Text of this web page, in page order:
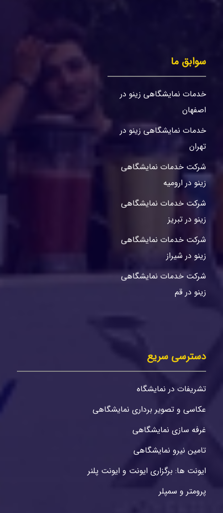
سوابق ما
خدمات نمایشگاهی زینو در
اصفهان
خدمات نمایشگاهی زینو در
تهران
شرکت خدمات نمایشگاهی
زینو در ارومیه
شرکت خدمات نمایشگاهی
زینو در تبریز
شرکت خدمات نمایشگاهی
زینو در شیراز
شرکت خدمات نمایشگاهی
زینو در قم
دسترسی سریع
تشریفات در نمایشگاه
عکاسی و‌ تصویر برداری نمایشگاهی
غرفه سازی نمایشگاهی
تامین نیرو نمایشگاهی
ایونت ها: برگزاری ایونت و ایونت پلنر
پرومتر و سمپلر